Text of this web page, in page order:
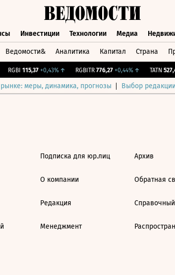
Инвестиции Технологии Медиа
Ведомости& Аналитика Капитал Страна
RGBI 115,37 +0,43%↑ RGBITR 776,27 +0,44%↑ TATN 527,4
меры, динамика, прогнозы Выбор редакции
Подписка для юр.лиц
О компании
Редакция
Менеджмент
Архив
Обратная